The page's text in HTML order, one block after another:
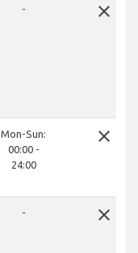
- close
Mon-Sun:
00:00 -
24:00
close
- close